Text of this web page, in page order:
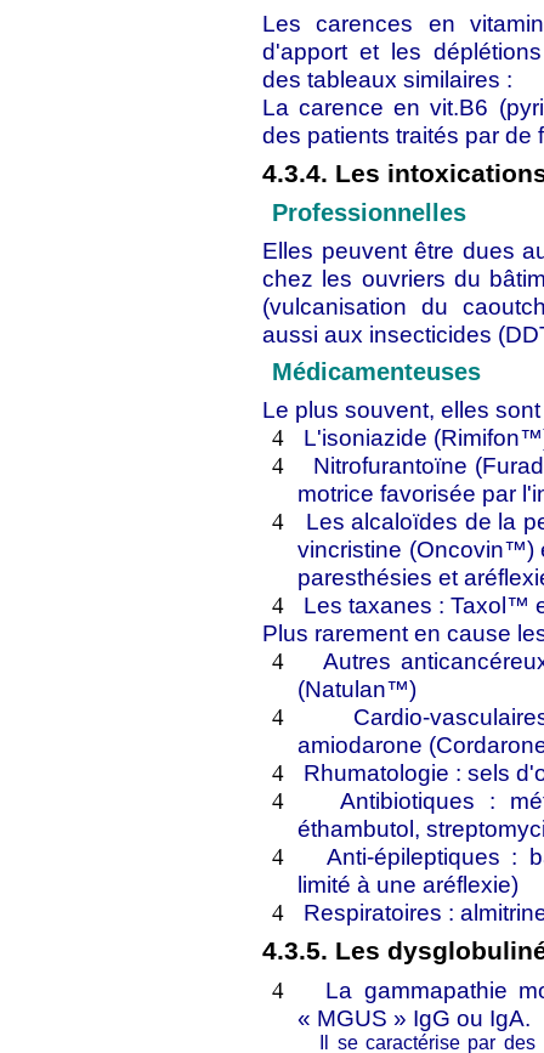
Les carences en
d'apport et les
des tableaux similaires :
La carence en vit.B6
des patients traités par de
4.3.4. Les
Professionnelles
Elles peuvent être dues
chez les ouvriers du
(vulcanisation du
aussi aux insecticides
Médicamenteuses
Le plus souvent, elles
4 L'isoniazide
4
Nitrofurantoïne
motrice favorisée par
4
Les alcaloïdes de la
vincristine (Oncovin™)
paresthésies et
4
Les taxanes : Taxol™
Plus rarement en cause
4
Autres
(Natulan™)
4
Cardio-
amiodarone
4 Rhumatologie : sels
4
Antibiotiques :
éthambutol,
4
Anti-épileptiques :
limité à une aréflexie)
4 Respiratoires :
4.3.5. Les
4
La gammapathie
« MGUS » IgG ou IgA.
Il se caractérise par